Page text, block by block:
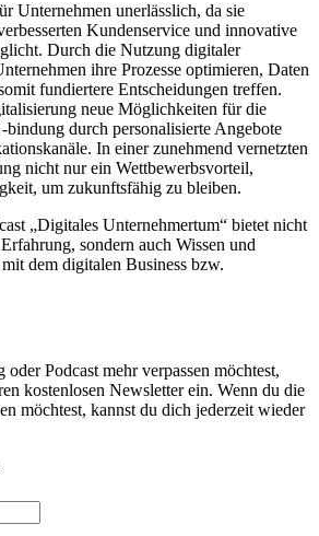
Unternehmen unerlässlich, da sie
Kundenservice und innovative
Durch die Nutzung digitaler
ihre Prozesse optimieren, Daten
fundiertere Entscheidungen treffen.
neue Möglichkeiten für die
durch personalisierte Angebote
In einer zunehmend vernetzten
nicht nur ein Wettbewerbsvorteil,
um zukunftsfähig zu bleiben.
„Digitales Unternehmertum“ bietet nicht
sondern auch Wissen und
dem digitalen Business bzw.
Podcast mehr verpassen möchtest,
kostenlosen Newsletter ein. Wenn du die
möchtest, kannst du dich jederzeit wieder